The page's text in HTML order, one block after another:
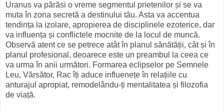
Uranus va părăsi o vreme segmentul prietenilor și se va
muta în zona secretă a destinului tău. Asta va accentua
tendința la izolare, apropierea de disciplinele ezoterice, dar
va influența și conflictele mocnite de la locul de muncă.
Observă atent ce se petrece atât în planul sănătății, cât și în
planul profesional, deoarece este un preambul la ceea ce
va urma în anii următori. Formarea eclipselor pe Semnele
Leu, Vărsător, Rac îți aduce influenețe în relațiile cu
anturajul apropiat, remodelându-ți mentalitatea și filozofia
de viață.